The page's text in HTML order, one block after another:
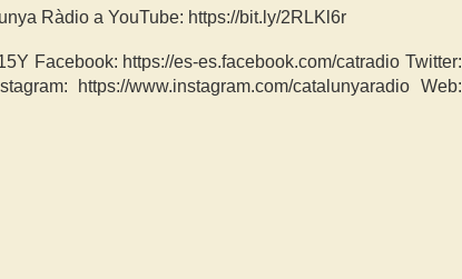
Ràdio a YouTube: https://bit.ly/2RLKl6r
Facebook: https://es-es.facebook.com/catradio Twitter:
https://www.instagram.com/catalunyaradio Web: